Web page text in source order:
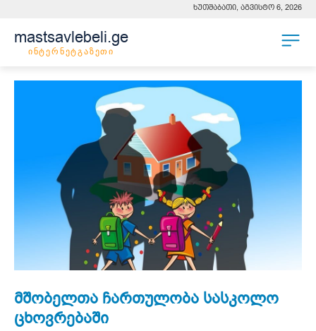
ხუთშაბათი, აგვისტო 6, 2026
mastsavlebeli.ge
ინტერნეტგაზეთი
მშობელთა ჩართულობა სასკოლო
ცხოვრებაში